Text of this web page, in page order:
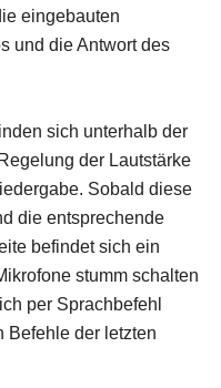
eingebauten
und die Antwort des
sich unterhalb der
der Lautstärke
Sobald diese
die entsprechende
befindet sich ein
stumm schalten
per Sprachbefehl
Befehle der letzten